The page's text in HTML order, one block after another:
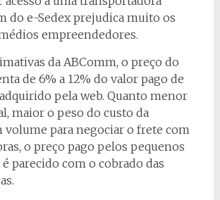
do e-Sedex prejudica muito os
empreendedores.
da ABComm, o preço do
de 6% a 12% do valor pago de
pela web. Quanto menor
maior o peso do custo da
volume para negociar o frete com
o preço pago pelos pequenos
parecido com o cobrado das